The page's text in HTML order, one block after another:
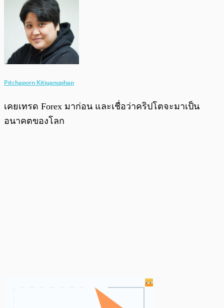
Pitchaporn Kitiyanuphap
เคยเทรด Forex มาก่อน และเชื่อว่าคริปโตจะมาเป็น
อนาคตของโลก